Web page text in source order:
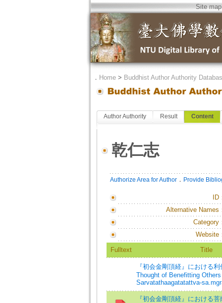
Site map
． Home> Buddhist Author Authority
Author Authority Result Content
乾仁志
Authorize Area for Author． Provide
ID
Alternative Names
Category
Website
Fulltext Title
『初会金剛頂経』における
Thought of Benefitting
Sarvatathaagatatattva-
『初会金剛頂経』における